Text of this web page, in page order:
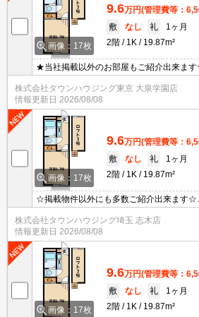
画像：17枚
9.6万円(管理費等：
敷
なし 礼
1ヶ月
2階
1K 19.87m²
★当社掲載以外のお部屋もご紹介出来ま
株式会社タウンハウジング東京 大泉学園店
情報更新日 2026/08/08
画像：17枚
9.6万円(管理費等：
敷
なし 礼
1ヶ月
2階
1K 19.87m²
☆掲載物件以外にも多数ご紹介出来ます☆
お探しさせて頂きます♪
株式会社タウンハウジング埼玉 志木店
情報更新日 2026/08/08
画像：17枚
9.6万円(管理費等：
敷
なし 礼
1ヶ月
2階
1K 19.87m²